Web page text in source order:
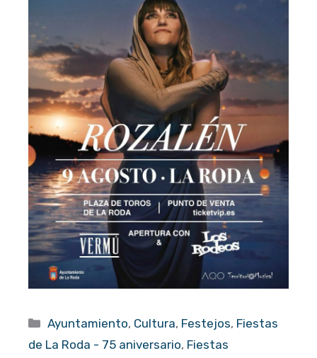
Categorías
Ayuntamiento, Cultura, Festejos, Fiestas
de La Roda - 75 aniversario, Fiestas